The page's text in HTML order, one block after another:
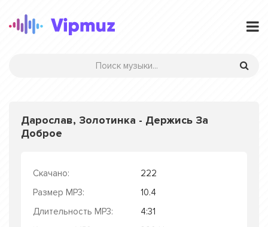
Дарослав, Золотинка - Держись За
Доброе
Скачано:
222
Размер MP3:
10.4
Длительность MP3:
4:31